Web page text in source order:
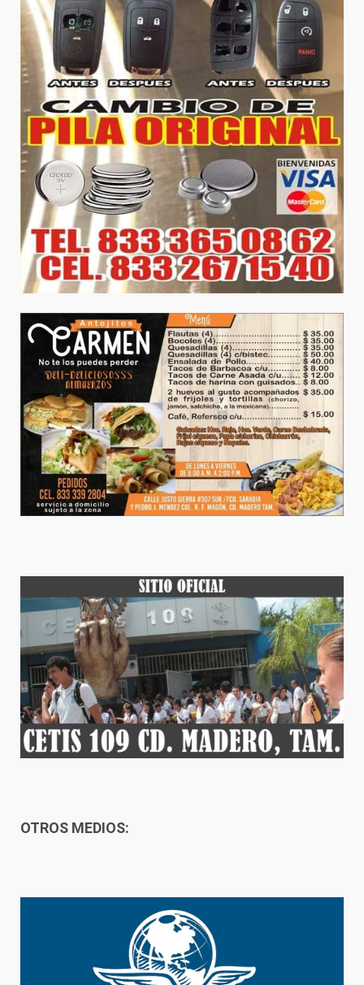
OTROS MEDIOS: